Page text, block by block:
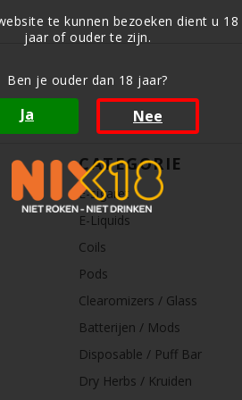
te kunnen bezoeken dient u 18
jaar of ouder te zijn.
Ben je ouder dan 18 jaar?
Ja Nee
CATEGORIE
E-sigaret
E-Liquids
Coils
Pods
Clearomizers / Glass
Batterijen / Mods
Disposable / Puff Bar
Dry Herbs / Kruiden